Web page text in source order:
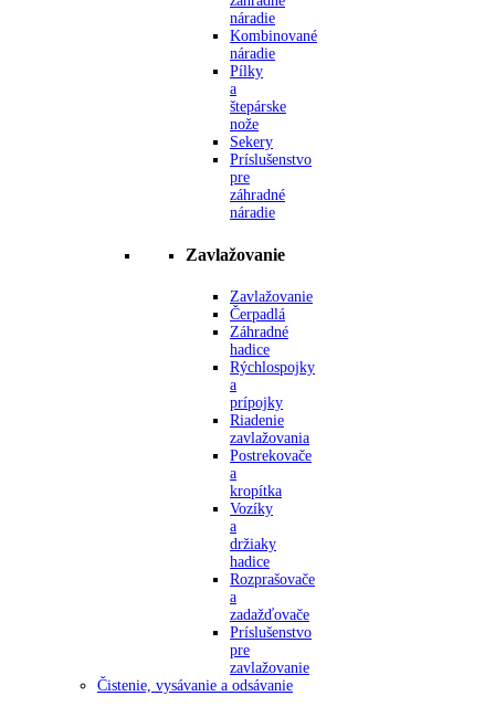
náradie
Kombinované
náradie
Pílky
a
štepárske
nože
Sekery
Príslušenstvo
pre
záhradné
náradie
Zavlažovanie
Zavlažovanie
Čerpadlá
Záhradné
hadice
Rýchlospojky
a
prípojky
Riadenie
zavlažovania
Postrekovače
a
kropítka
Vozíky
a
držiaky
hadice
Rozprašovače
a
zadažďovače
Príslušenstvo
pre
zavlažovanie
Čistenie, vysávanie a odsávanie